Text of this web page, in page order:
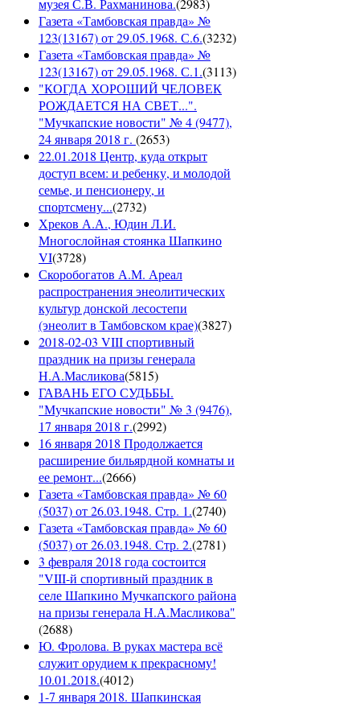
музея С.В. Рахманинова.(2983)
Газета «Тамбовская правда» №
123(13167) от 29.05.1968. С.6.(3232)
Газета «Тамбовская правда» №
123(13167) от 29.05.1968. С.1.(3113)
"КОГДА ХОРОШИЙ ЧЕЛОВЕК
РОЖДАЕТСЯ НА СВЕТ...".
"Мучкапские новости" № 4 (9477),
24 января 2018 г. (2653)
22.01.2018 Центр, куда открыт
доступ всем: и ребенку, и молодой
семье, и пенсионеру, и
спортсмену...(2732)
Хреков А.А., Юдин Л.И.
Многослойная стоянка Шапкино
VI(3728)
Скоробогатов А.М. Ареал
распространения энеолитических
культур донской лесостепи
(энеолит в Тамбовском крае)(3827)
2018-02-03 VIII спортивный
праздник на призы генерала
Н.А.Масликова(5815)
ГАВАНЬ ЕГО СУДЬБЫ.
"Мучкапские новости" № 3 (9476),
17 января 2018 г.(2992)
16 января 2018 Продолжается
расширение бильярдной комнаты и
ее ремонт...(2666)
Газета «Тамбовская правда» № 60
(5037) от 26.03.1948. Стр. 1.(2740)
Газета «Тамбовская правда» № 60
(5037) от 26.03.1948. Стр. 2.(2781)
3 февраля 2018 года состоится
"VIII-й спортивный праздник в
селе Шапкино Мучкапского района
на призы генерала Н.А.Масликова"
(2688)
Ю. Фролова. В руках мастера всё
служит орудием к прекрасному!
10.01.2018.(4012)
1-7 января 2018. Шапкинская